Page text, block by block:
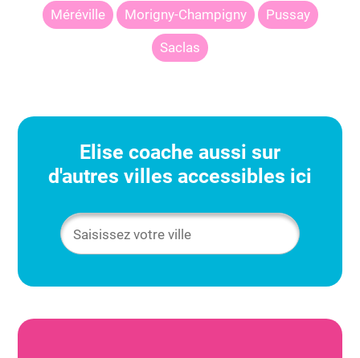
Méréville Morigny-Champigny Pussay
Saclas
Elise coache aussi sur
d'autres villes accessibles ici